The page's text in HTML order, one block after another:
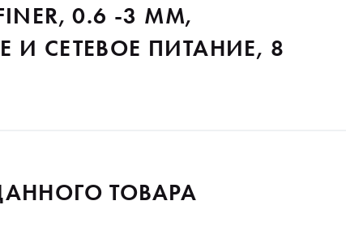
0.6 -3 ММ,
И СЕТЕВОЕ ПИТАНИЕ, 8
ТОВАРА